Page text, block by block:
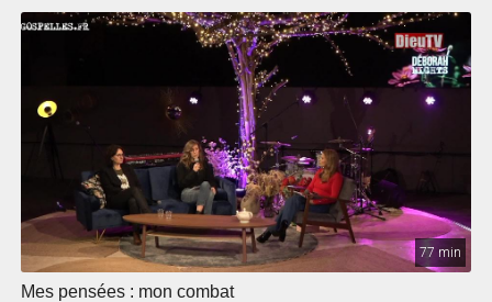
77 min
Mes pensées : mon combat